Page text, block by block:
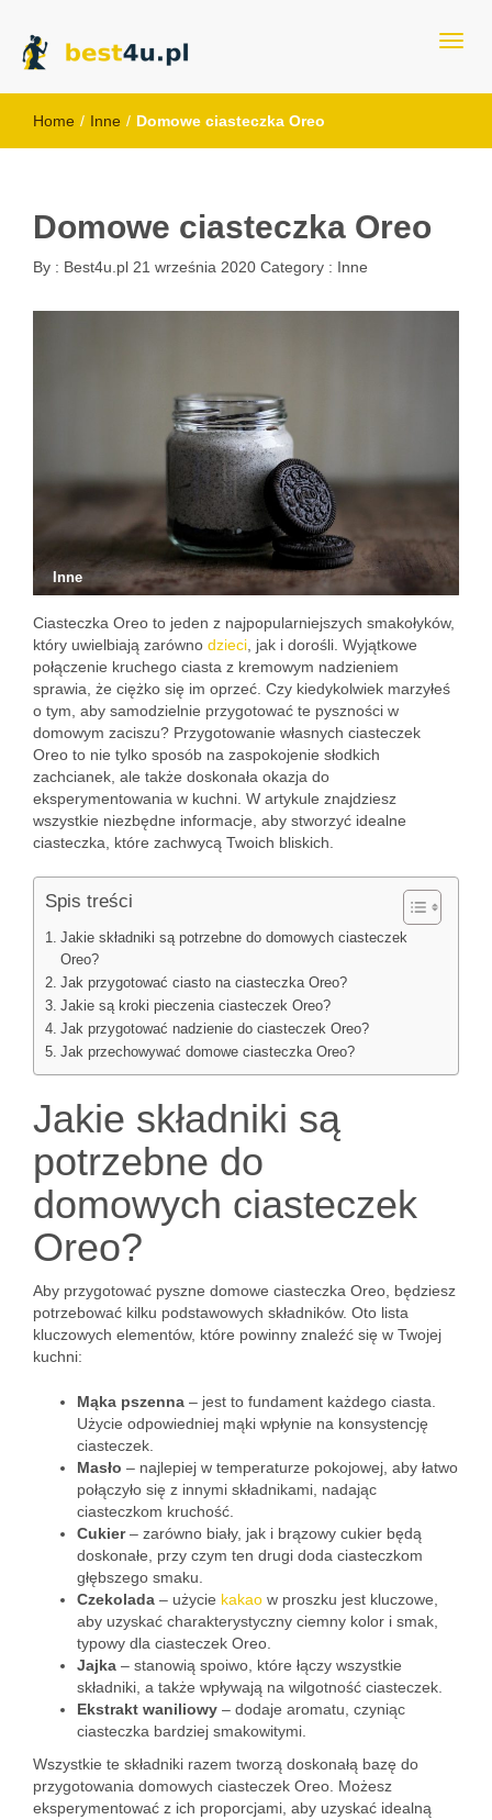
best4u.pl
Home / Inne / Domowe ciasteczka Oreo
Domowe ciasteczka Oreo
By : Best4u.pl 21 września 2020 Category : Inne
Inne
Ciasteczka Oreo to jeden z najpopularniejszych smakołyków,
który uwielbiają zarówno dzieci , jak i dorośli. Wyjątkowe
połączenie kruchego ciasta z kremowym nadzieniem
sprawia, że ciężko się im oprzeć. Czy kiedykolwiek marzyłeś
o tym, aby samodzielnie przygotować te pyszności w
domowym zaciszu? Przygotowanie własnych ciasteczek
Oreo to nie tylko sposób na zaspokojenie słodkich
zachcianek, ale także doskonała okazja do
eksperymentowania w kuchni. W artykule znajdziesz
wszystkie niezbędne informacje, aby stworzyć idealne
ciasteczka, które zachwycą Twoich bliskich.
Spis treści
Jakie składniki są potrzebne do domowych ciasteczek
Oreo?
Jak przygotować ciasto na ciasteczka Oreo?
Jakie są kroki pieczenia ciasteczek Oreo?
Jak przygotować nadzienie do ciasteczek Oreo?
Jak przechowywać domowe ciasteczka Oreo?
Jakie składniki są
potrzebne do
domowych ciasteczek
Oreo?
Aby przygotować pyszne domowe ciasteczka Oreo, będziesz
potrzebować kilku podstawowych składników. Oto lista
kluczowych elementów, które powinny znaleźć się w Twojej
kuchni:
Mąka pszenna – jest to fundament każdego ciasta.
Użycie odpowiedniej mąki wpłynie na konsystencję
ciasteczek.
Masło – najlepiej w temperaturze pokojowej, aby łatwo
połączyło się z innymi składnikami, nadając
ciasteczkom kruchość.
Cukier– zarówno biały, jak i brązowy cukier będą
doskonałe, przy czym ten drugi doda ciasteczkom
głębszego smaku.
Czekolada – użycie kakao w proszku jest kluczowe,
aby uzyskać charakterystyczny ciemny kolor i smak,
typowy dla ciasteczek Oreo.
Jajka – stanowią spoiwo, które łączy wszystkie
składniki, a także wpływają na wilgotność ciasteczek.
Ekstrakt waniliowy – dodaje aromatu, czyniąc
ciasteczka bardziej smakowitymi.
Wszystkie te składniki razem tworzą doskonałą bazę do
przygotowania domowych ciasteczek Oreo. Możesz
eksperymentować z ich proporcjami, aby uzyskać idealną